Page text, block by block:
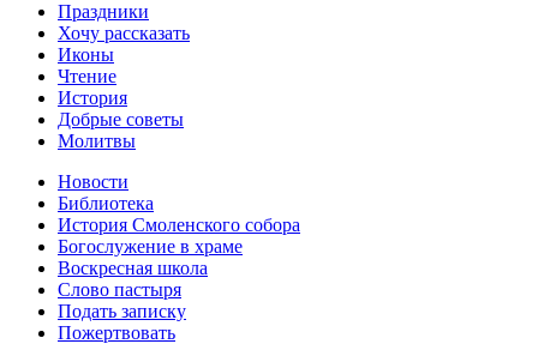
Праздники
Хочу рассказать
Иконы
Чтение
История
Добрые советы
Молитвы
Новости
Библиотека
История Смоленского собора
Богослужение в храме
Воскресная школа
Слово пастыря
Подать записку
Пожертвовать